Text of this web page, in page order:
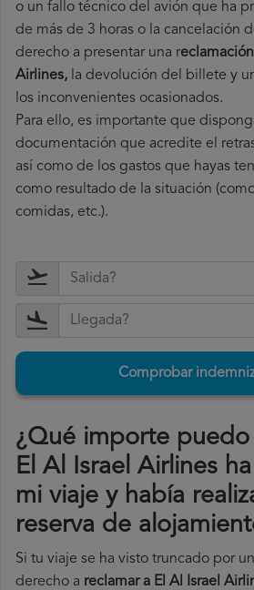
o un fallo técnico del avión que ha
de más de 3 horas o la cancelación
derecho a presentar una r
Airlines, la devolución del billete y
los inconvenientes ocasionados.
Para ello, es importante que
documentación que acredite el
así como de los gastos que hayas
como resultado de la situación
comidas, etc.).
Comprobar
¿Qué importe puedo
El Al Israel Airlines
mi viaje y había
reserva de
Si tu viaje se ha visto truncado por
derecho a reclamar a El Al Israel